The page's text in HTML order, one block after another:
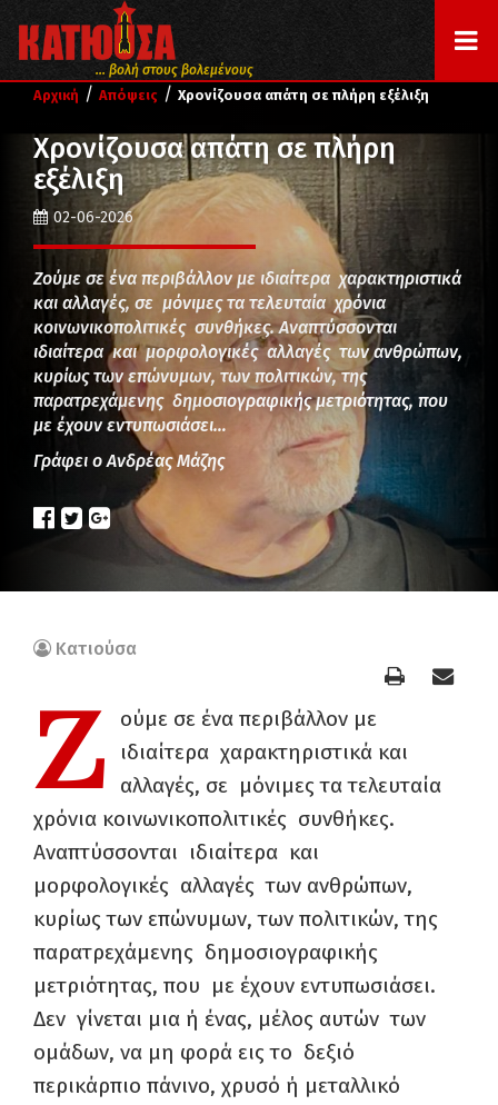
... βολή στους βολεμένους
Αρχική / Απόψεις / Χρονίζουσα απάτη σε πλήρη εξέλιξη
Χρονίζουσα απάτη σε πλήρη
εξέλιξη
02-06-2026
Ζούμε σε ένα περιβάλλον με ιδιαίτερα χαρακτηριστικά
και αλλαγές, σε μόνιμες τα τελευταία χρόνια
κοινωνικοπολιτικές συνθήκες. Αναπτύσσονται
ιδιαίτερα και μορφολογικές αλλαγές των ανθρώπων,
κυρίως των επώνυμων, των πολιτικών, της
παρατρεχάμενης δημοσιογραφικής μετριότητας, που
με έχουν εντυπωσιάσει…
Γράφει ο Ανδρέας Μάζης
Κατιούσα
Ζ
ούμε σε ένα περιβάλλον με
ιδιαίτερα χαρακτηριστικά και
αλλαγές, σε μόνιμες τα τελευταία
χρόνια κοινωνικοπολιτικές συνθήκες.
Αναπτύσσονται ιδιαίτερα και
μορφολογικές αλλαγές των ανθρώπων,
κυρίως των επώνυμων, των πολιτικών, της
παρατρεχάμενης δημοσιογραφικής
μετριότητας, που με έχουν εντυπωσιάσει.
Δεν γίνεται μια ή ένας, μέλος αυτών των
ομάδων, να μη φορά εις το δεξιό
περικάρπιο πάνινο, χρυσό ή μεταλλικό